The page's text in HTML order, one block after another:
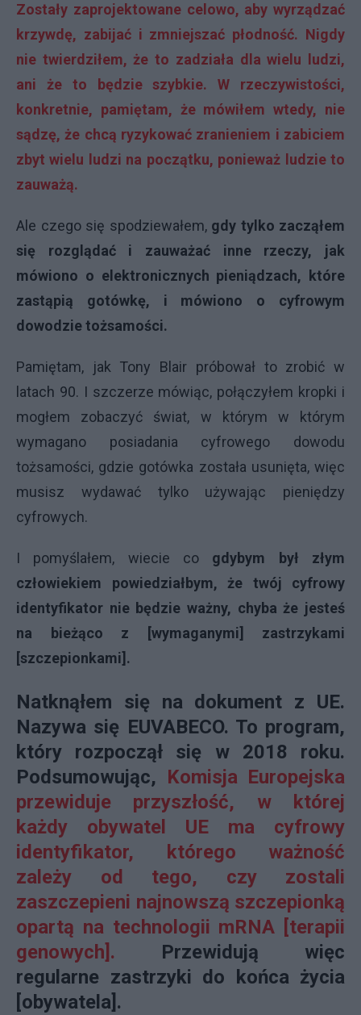
Zostały zaprojektowane celowo, aby wyrządzać
krzywdę, zabijać i zmniejszać płodność. Nigdy
nie twierdziłem, że to zadziała dla wielu ludzi,
ani że to będzie szybkie. W rzeczywistości,
konkretnie, pamiętam, że mówiłem wtedy, nie
sądzę, że chcą ryzykować zranieniem i zabiciem
zbyt wielu ludzi na początku, ponieważ ludzie to
zauważą.
Ale czego się spodziewałem, gdy tylko zacząłem
się rozglądać i zauważać inne rzeczy, jak
mówiono o elektronicznych pieniądzach, które
zastąpią gotówkę, i mówiono o cyfrowym
dowodzie tożsamości.
Pamiętam, jak Tony Blair próbował to zrobić w
latach 90. I szczerze mówiąc, połączyłem kropki i
mogłem zobaczyć świat, w którym w którym
wymagano posiadania cyfrowego dowodu
tożsamości, gdzie gotówka została usunięta, więc
musisz wydawać tylko używając pieniędzy
cyfrowych.
I pomyślałem, wiecie co gdybym był złym
człowiekiem powiedziałbym, że twój cyfrowy
identyfikator nie będzie ważny, chyba że jesteś
na bieżąco z [wymaganymi] zastrzykami
[szczepionkami].
Natknąłem się na dokument z UE.
Nazywa się EUVABECO. To program,
który rozpoczął się w 2018 roku.
Podsumowując, Komisja Europejska
przewiduje przyszłość, w której
każdy obywatel UE ma cyfrowy
identyfikator, którego ważność
zależy od tego, czy zostali
zaszczepieni najnowszą szczepionką
opartą na technologii mRNA [terapii
genowych]. Przewidują więc
regularne zastrzyki do końca życia
[obywatela].